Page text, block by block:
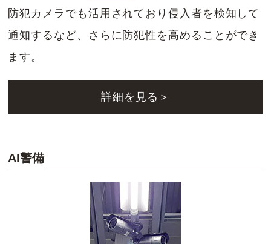
防犯カメラでも活用されており侵入者を検知して
通知するなど、さらに防犯性を高めることができ
ます。
詳細を見る＞
AI警備